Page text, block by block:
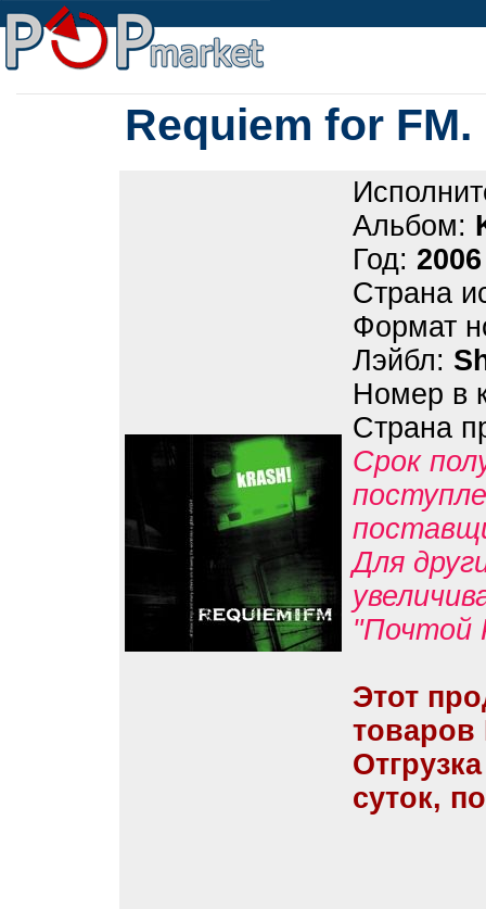
Requiem for
Альбом:
Год: 2006
Страна
Формат
Лэйбл:
Номер в
Страна
Срок
Для
"Почтой
Этот
товаров
суток,